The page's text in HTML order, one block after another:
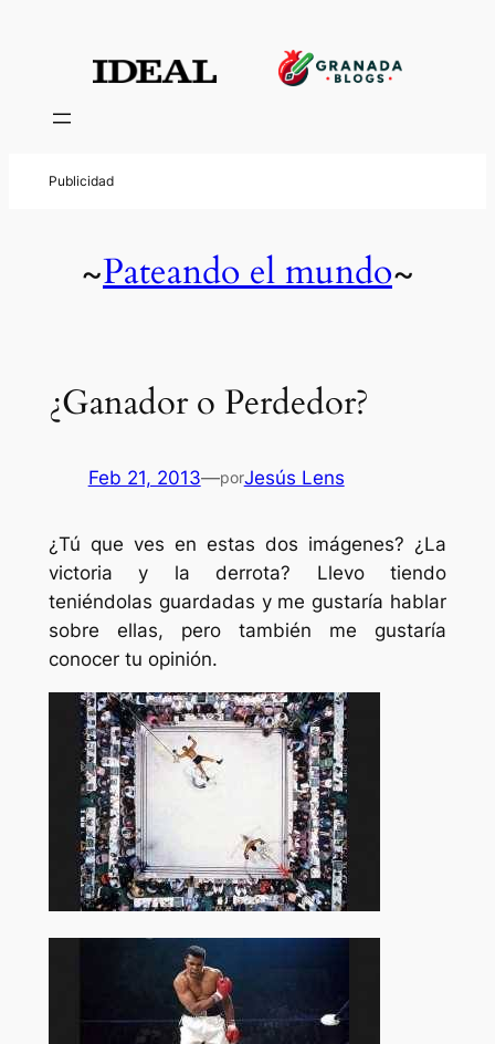
~Pateando el mundo~
¿Ganador o Perdedor?
Feb 21, 2013—porJesús Lens
¿Tú que ves en estas dos imágenes? ¿La
victoria y la derrota? Llevo tiendo
teniéndolas guardadas y me gustaría hablar
sobre ellas, pero también me gustaría
conocer tu opinión.